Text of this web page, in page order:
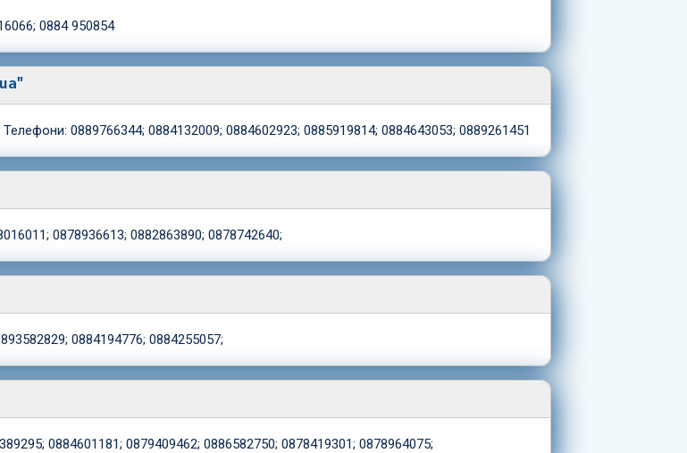
0884 950854
0889766344; 0884132009; 0884602923; 0885919814; 0884643053; 0889261451
0878936613; 0882863890; 0878742640;
0884194776; 0884255057;
0884601181; 0879409462; 0886582750; 0878419301; 0878964075;